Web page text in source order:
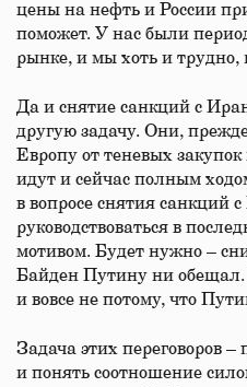
цены на нефть и России
поможет. У нас были
рынке, и мы хоть и трудно,
Да и снятие санкций с
другую задачу. Они,
Европу от теневых
идут и сейчас полным
в вопросе снятия
руководствоваться в
мотивом. Будет нужно –
Байден Путину ни обещал.
и вовсе не потому, что
Задача этих переговоров –
и понять соотношение